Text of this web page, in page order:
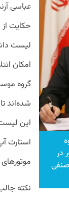
در
صنفی
عباسی
حکایت
لیست
امکان
گروه
شده‌اند
این
استارت
نکته